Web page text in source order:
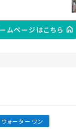
ムページはこちら
ウォーターワン